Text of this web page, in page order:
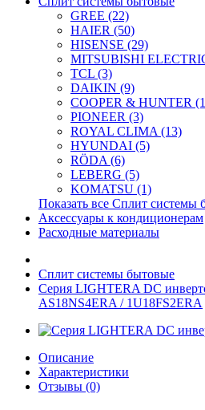
GREE (22)
HAIER (50)
HISENSE (29)
MITSUBISHI
TCL (3)
DAIKIN (9)
COOPER & HUNTER
PIONEER (3)
ROYAL CLIMA (13)
HYUNDAI (5)
RÖDA (6)
LEBERG (5)
KOMATSU (1)
Показать все Сплит системы
Аксессуары к кондиционерам
Расходные материалы
Сплит системы бытовые
Серия LIGHTERA DC
AS18NS4ERA / 1U18FS2ERA
Описание
Характеристики
Отзывы (0)